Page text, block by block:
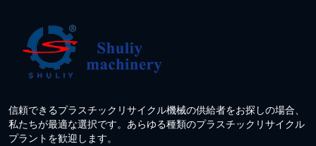
信頼できるプラスチックリサイクル機械の供給者をお探しの場合、
私たちが最適な選択です。あらゆる種類のプラスチックリサイクル
プラントを歓迎します。